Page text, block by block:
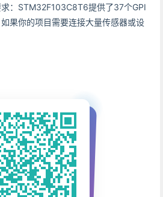
：STM32F103C8T6提供了37个GPI
果你的项目需要连接大量传感器或设